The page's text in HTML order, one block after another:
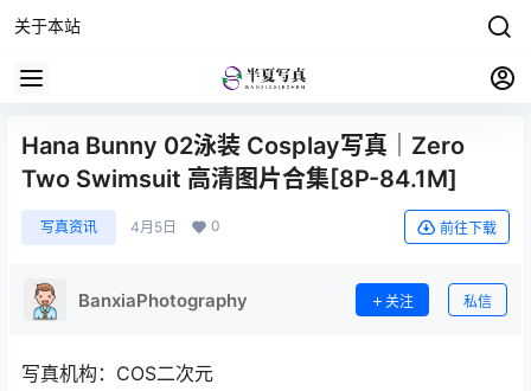
关于本站
Hana Bunny 02泳装 Cosplay写真｜Zero
Two Swimsuit 高清图片合集[8P-84.1M]
写真资讯 4月5日 0 前往下载
BanxiaPhotography 关注 私信
写真机构：COS二次元